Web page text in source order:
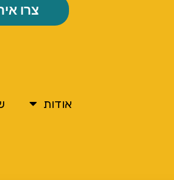
צרו
אודות